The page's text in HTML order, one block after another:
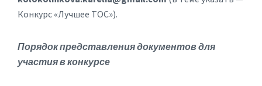
Конкурс «Лучшее ТОС»).
Порядок представления документов для
участия в конкурсе